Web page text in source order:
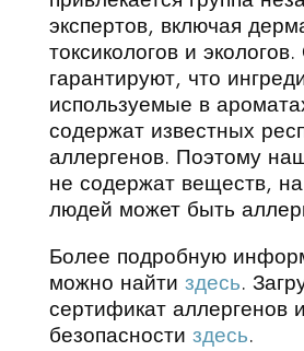
экспертов, включая
токсикологов и
гарантируют, что
используемые в
содержат известных
аллергенов. Поэтому
не содержат веществ,
людей может быть
Более подробную
можно найти здесь.
сертификат аллергенов и
безопасности здесь.